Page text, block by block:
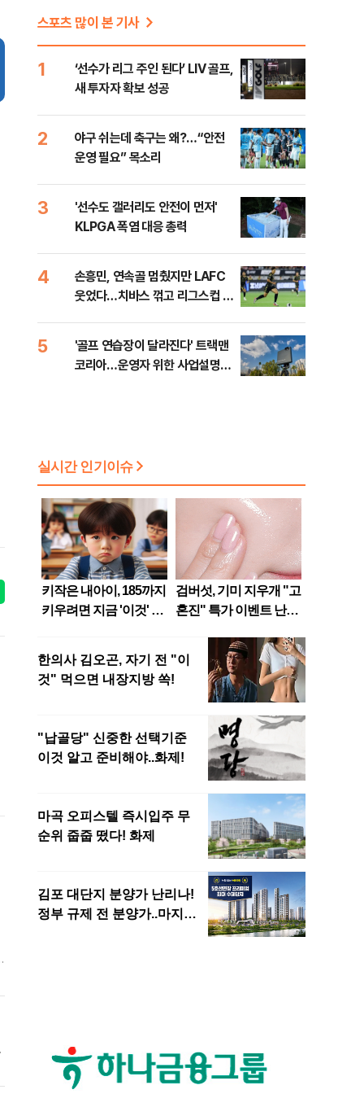
스포츠 많이 본 기사
1
‘선수가 리그 주인 된다’ LIV 골프,
새 투자자 확보 성공
2
야구 쉬는데 축구는 왜?…“안전
운영 필요” 목소리
3
'선수도 갤러리도 안전이 먼저'
KLPGA 폭염 대응 총력
4
손흥민, 연속골 멈췄지만 LAFC
웃었다…치바스 꺾고 리그스컵 첫
5
'골프 연습장이 달라진다' 트랙맨
코리아…운영자 위한 사업설명회